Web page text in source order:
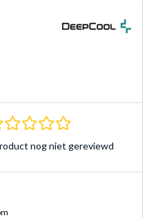
0.0 sterren
nog niet gereviewd